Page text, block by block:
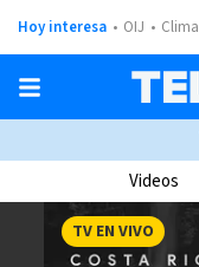
Hoy interesa OIJ Clima
Videos
TV EN VIVO